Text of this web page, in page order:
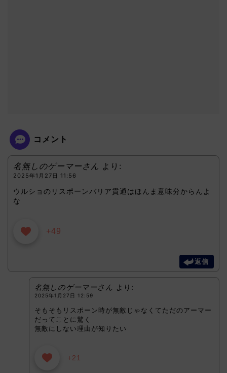
コメント
名無しのゲーマーさん より:
2025年1月27日 11:56
ウルショのリスポーンバリア貫通はほんま意味分からんよ
な
+49
返信
名無しのゲーマーさん より:
2025年1月27日 12:59
そもそもリスポーン時が無敵じゃなくてただのアーマー
だってことに驚く
無敵にしない理由が知りたい
+21